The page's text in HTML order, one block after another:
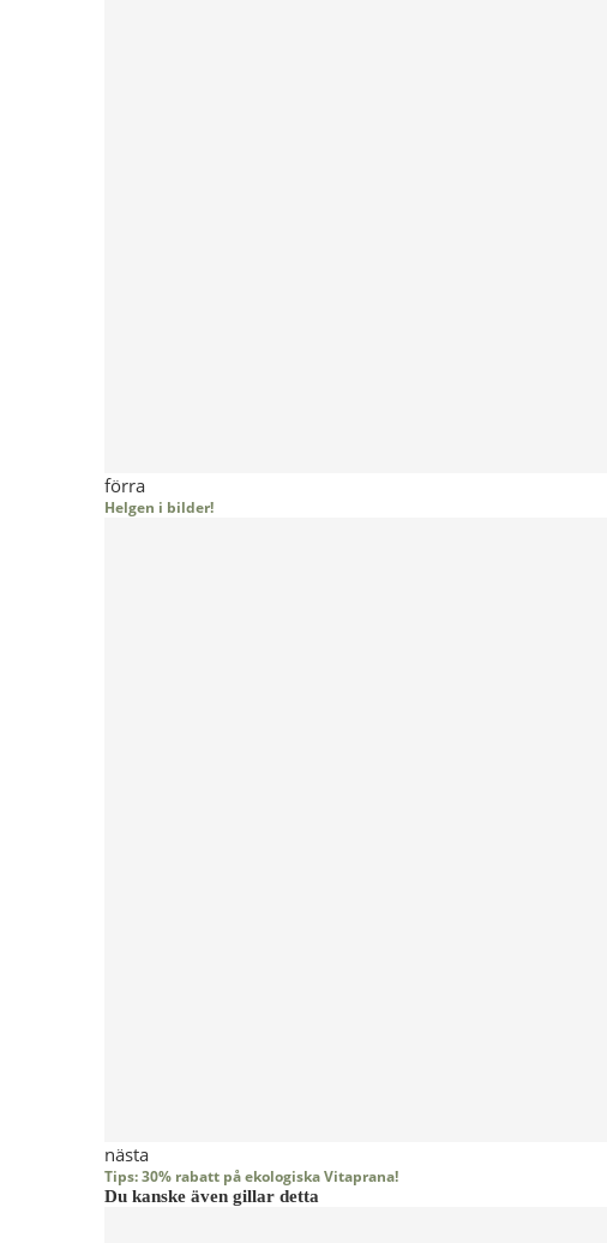
förra
Helgen i bilder!
nästa
Tips: 30% rabatt på ekologiska Vitaprana!
Du kanske även gillar detta